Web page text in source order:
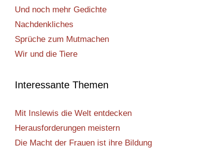
Und noch mehr Gedichte
Nachdenkliches
Sprüche zum Mutmachen
Wir und die Tiere
Interessante Themen
Mit Inslewis die Welt entdecken
Herausforderungen meistern
Die Macht der Frauen ist ihre Bildung